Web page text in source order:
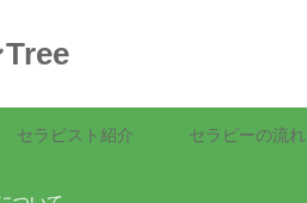
セラピスト紹介 セラピーの流れ